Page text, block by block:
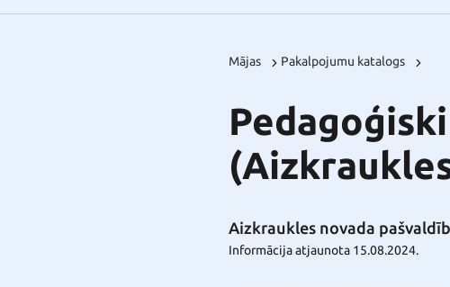
Mājas Pakalpojumu katalogs
Aizkraukles novada
Informācija atjaunota 15.08.2024.